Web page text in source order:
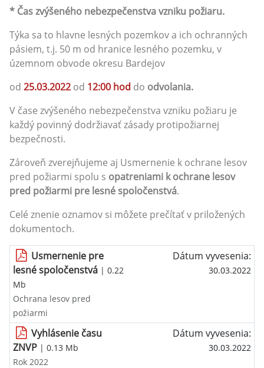
* Čas zvýšeného nebezpečenstva vzniku požiaru.
Týka sa to hlavne lesných pozemkov a ich ochranných
pásiem, t.j. 50 m od hranice lesného pozemku, v
územnom obvode okresu Bardejov
od 25.03.2022 od 12:00 hod do odvolania.
V čase zvýšeného nebezpečenstva vzniku požiaru je
každý povinný dodržiavať zásady protipožiarnej
bezpečnosti.
Zároveň zverejňujeme aj Usmernenie k ochrane lesov
pred požiarmi spolu s opatreniami k ochrane lesov
pred požiarmi pre lesné spoločenstvá.
Celé znenie oznamov si môžete prečítať v priložených
dokumentoch.
Usmernenie pre
lesné spoločenstvá | 0.22
Mb
Dátum vyvesenia:
30.03.2022
Ochrana lesov pred
požiarmi
Vyhlásenie času
ZNVP | 0.13 Mb
Dátum vyvesenia:
30.03.2022
Rok 2022